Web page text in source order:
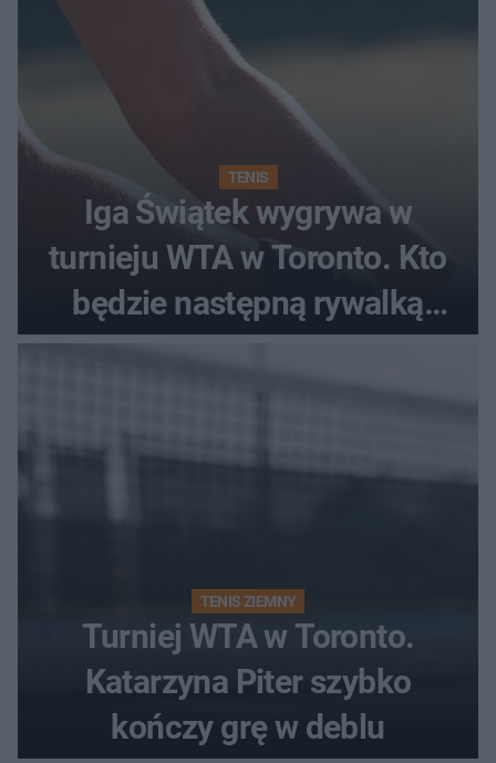
TENIS
Iga Świątek wygrywa w
turnieju WTA w Toronto. Kto
będzie następną rywalką
TENIS ZIEMNY
Turniej WTA w Toronto.
Katarzyna Piter szybko
kończy grę w deblu